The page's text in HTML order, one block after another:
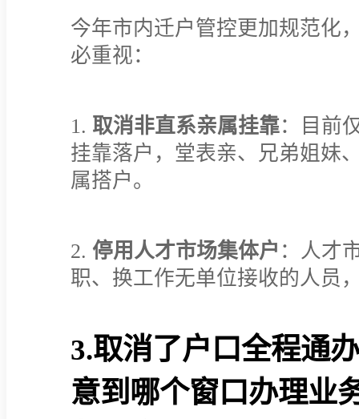
今年市内迁户管控更加规范化
必重视：
1. 取消非直系亲属挂靠：目前
挂靠落户，堂表亲、兄弟姐妹
属搭户。
2. 停用人才市场集体户 ：人才
职、换工作无单位接收的人员
3.取消了户口全程通
意到哪个窗口办理业